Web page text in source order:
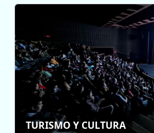
TURISMO Y CULTURA